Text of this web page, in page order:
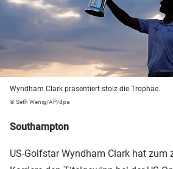
Wyndham Clark präsentiert stolz die Trophäe.
© Seth Wenig/AP/dpa
Southampton
US-Golfstar Wyndham Clark hat zum